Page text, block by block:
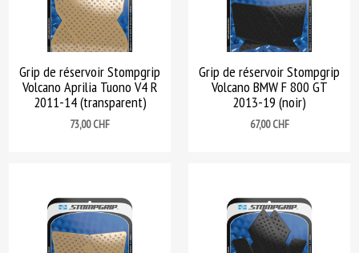
Grip de réservoir Stompgrip
Volcano Aprilia Tuono V4 R
2011-14 (transparent)
Prix
73,00 CHF
Grip de réservoir Stompgrip
Volcano BMW F 800 GT
2013-19 (noir)
Prix
67,00 CHF